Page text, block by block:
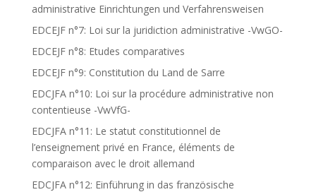
administrative Einrichtungen und Verfahrensweisen
EDCEJF n°7: Loi sur la juridiction administrative -VwGO-
EDCEJF n°8: Etudes comparatives
EDCEJF n°9: Constitution du Land de Sarre
EDCJFA n°10: Loi sur la procédure administrative non
contentieuse -VwVfG-
EDCJFA n°11: Le statut constitutionnel de
l’enseignement privé en France, éléments de
comparaison avec le droit allemand
EDCJFA n°12: Einführung in das französische